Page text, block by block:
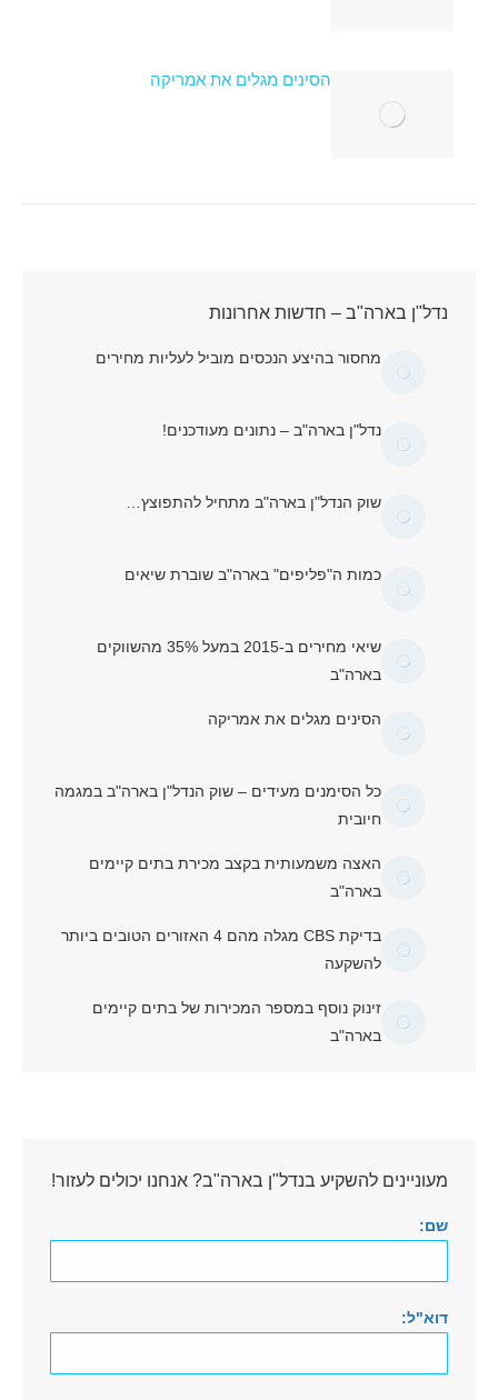
הסינים מגלים את אמריקה
נדל"ן בארה"ב – חדשות אחרונות
מחסור בהיצע הנכסים מוביל לעליות מחירים
נדל"ן בארה"ב – נתונים מעודכנים!
שוק הנדל"ן בארה"ב מתחיל להתפוצץ…
כמות ה"פליפים" בארה"ב שוברת שיאים
שיאי מחירים ב-2015 במעל 35% מהשווקים
בארה"ב
הסינים מגלים את אמריקה
כל הסימנים מעידים – שוק הנדל"ן בארה"ב במגמה
חיובית
האצה משמעותית בקצב מכירת בתים קיימים
בארה"ב
בדיקת CBS מגלה מהם 4 האזורים הטובים ביותר
להשקעה
זינוק נוסף במספר המכירות של בתים קיימים
בארה"ב
מעוניינים להשקיע בנדל"ן בארה"ב? אנחנו יכולים לעזור!
שם:
דוא"ל: